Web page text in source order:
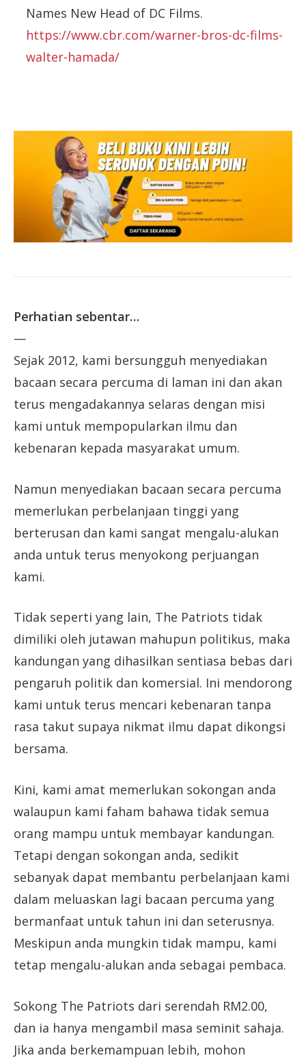
Names New Head of DC Films.
https://www.cbr.com/warner-bros-dc-films-
walter-hamada/
Perhatian sebentar…
—
Sejak 2012, kami bersungguh menyediakan
bacaan secara percuma di laman ini dan akan
terus mengadakannya selaras dengan misi
kami untuk mempopularkan ilmu dan
kebenaran kepada masyarakat umum.
Namun menyediakan bacaan secara percuma
memerlukan perbelanjaan tinggi yang
berterusan dan kami sangat mengalu-alukan
anda untuk terus menyokong perjuangan
kami.
Tidak seperti yang lain, The Patriots tidak
dimiliki oleh jutawan mahupun politikus, maka
kandungan yang dihasilkan sentiasa bebas dari
pengaruh politik dan komersial. Ini mendorong
kami untuk terus mencari kebenaran tanpa
rasa takut supaya nikmat ilmu dapat dikongsi
bersama.
Kini, kami amat memerlukan sokongan anda
walaupun kami faham bahawa tidak semua
orang mampu untuk membayar kandungan.
Tetapi dengan sokongan anda, sedikit
sebanyak dapat membantu perbelanjaan kami
dalam meluaskan lagi bacaan percuma yang
bermanfaat untuk tahun ini dan seterusnya.
Meskipun anda mungkin tidak mampu, kami
tetap mengalu-alukan anda sebagai pembaca.
Sokong The Patriots dari serendah RM2.00,
dan ia hanya mengambil masa seminit sahaja.
Jika anda berkemampuan lebih, mohon